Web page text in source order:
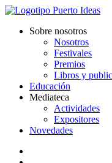
Sobre nosotros
Nosotros
Festivales
Premios
Libros y
Educación
Mediateca
Actividades
Expositores
Novedades